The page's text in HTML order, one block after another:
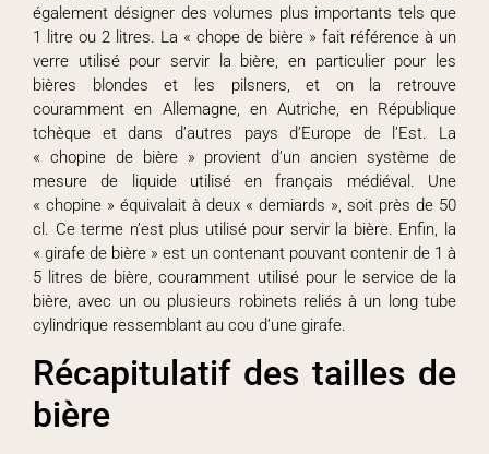
également désigner des volumes plus importants tels que
1 litre ou 2 litres. La « chope de bière » fait référence à un
verre utilisé pour servir la bière, en particulier pour les
bières blondes et les pilsners, et on la retrouve
couramment en Allemagne, en Autriche, en République
tchèque et dans d’autres pays d’Europe de l’Est. La
« chopine de bière » provient d’un ancien système de
mesure de liquide utilisé en français médiéval. Une
« chopine » équivalait à deux « demiards », soit près de 50
cl. Ce terme n’est plus utilisé pour servir la bière. Enfin, la
« girafe de bière » est un contenant pouvant contenir de 1 à
5 litres de bière, couramment utilisé pour le service de la
bière, avec un ou plusieurs robinets reliés à un long tube
cylindrique ressemblant au cou d’une girafe.
Récapitulatif des tailles de
bière